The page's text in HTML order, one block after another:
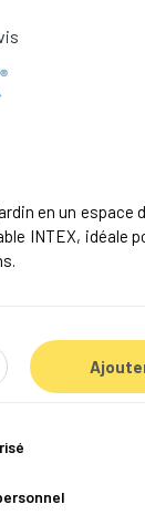
en un espace
INTEX, idéale